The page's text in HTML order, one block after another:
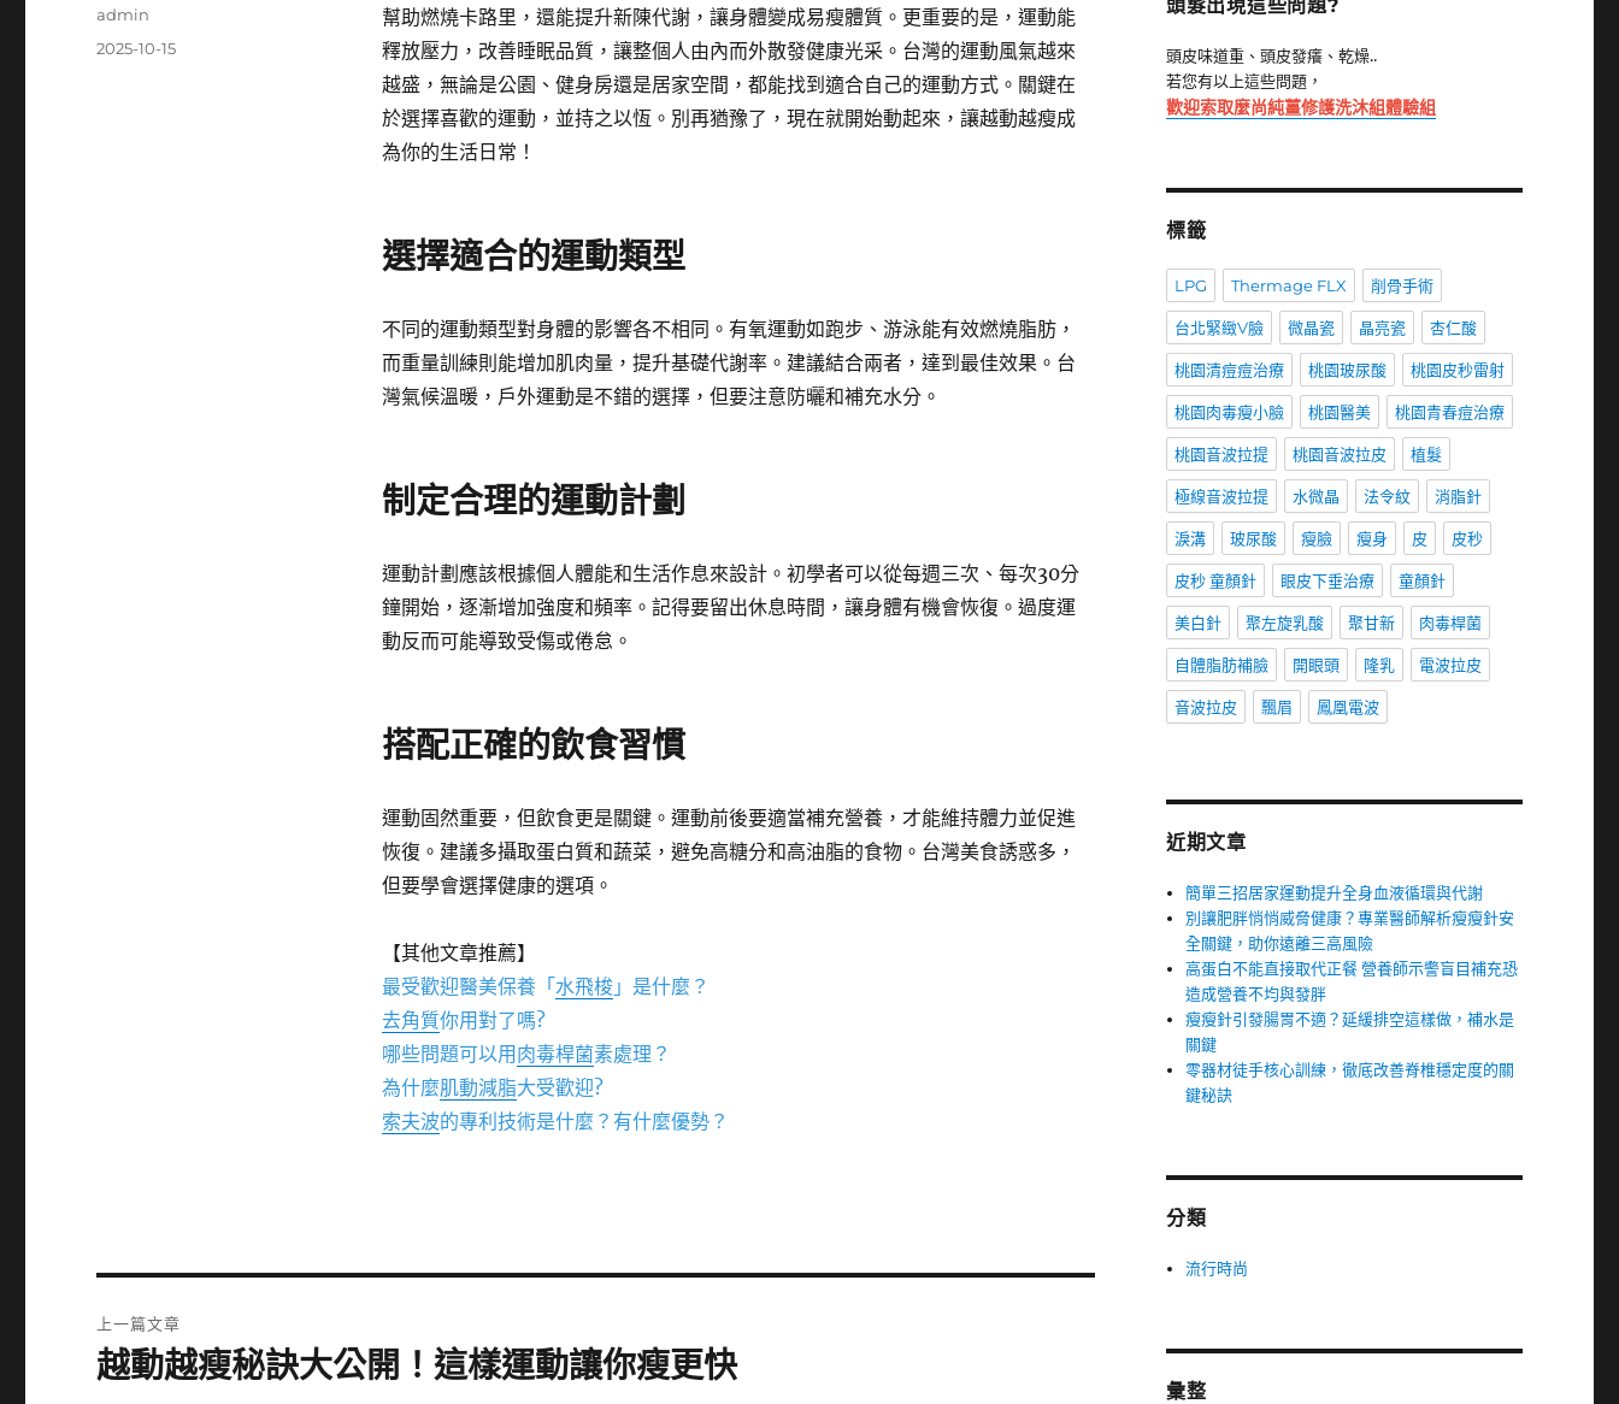
幫助燃燒卡路里，還能提升新陳代謝，讓身體變成易瘦體質。更重要的是，運動能
釋放壓力，改善睡眠品質，讓整個人由內而外散發健康光采。台灣的運動風氣越來
越盛，無論是公園、健身房還是居家空間，都能找到適合自己的運動方式。關鍵在
於選擇喜歡的運動，並持之以恆。別再猶豫了，現在就開始動起來，讓越動越瘦成
為你的生活日常！
選擇適合的運動類型
不同的運動類型對身體的影響各不相同。有氧運動如跑步、游泳能有效燃燒脂肪，
而重量訓練則能增加肌肉量，提升基礎代謝率。建議結合兩者，達到最佳效果。台
灣氣候溫暖，戶外運動是不錯的選擇，但要注意防曬和補充水分。
制定合理的運動計劃
運動計劃應該根據個人體能和生活作息來設計。初學者可以從每週三次、每次30分
鐘開始，逐漸增加強度和頻率。記得要留出休息時間，讓身體有機會恢復。過度運
動反而可能導致受傷或倦怠。
搭配正確的飲食習慣
運動固然重要，但飲食更是關鍵。運動前後要適當補充營養，才能維持體力並促進
恢復。建議多攝取蛋白質和蔬菜，避免高糖分和高油脂的食物。台灣美食誘惑多，
但要學會選擇健康的選項。
【其他文章推薦】
最受歡迎醫美保養「 水飛梭」是什麼？
去角質你用對了嗎?
哪些問題可以用 肉毒桿菌素處理？
為什麼肌動減脂大受歡迎?
索夫波的專利技術是什麼？有什麼優勢？
作
admin
發
2025-10-15
章
上一篇文章
上
越動越瘦秘訣大公開！這樣運動讓你瘦更快
頭髮出現這些問題?
頭皮味道重、頭皮發癢、乾燥..
若您有以上這些問題，
歡迎索取麼尚純薑修護洗沐組體驗組
標籤
LPG Thermage FLX 削骨手術
台北緊緻V臉 微晶瓷 晶亮瓷 杏仁酸
桃園清痘痘治療 桃園玻尿酸 桃園皮秒雷射
桃園肉毒瘦小臉 桃園醫美 桃園青春痘治療
桃園音波拉提 桃園音波拉皮 植髮
極線音波拉提 水微晶 法令紋 消脂針
淚溝 玻尿酸 瘦臉 瘦身 皮 皮秒
皮秒 童顏針 眼皮下垂治療 童顏針
美白針 聚左旋乳酸 聚甘新 肉毒桿菌
自體脂肪補臉 開眼頭 隆乳 電波拉皮
音波拉皮 飄眉 鳳凰電波
近期文章
簡單三招居家運動提升全身血液循環與代謝
別讓肥胖悄悄威脅健康？專業醫師解析瘦瘦針安
全關鍵，助你遠離三高風險
高蛋白不能直接取代正餐 營養師示警盲目補充恐
造成營養不均與發胖
瘦瘦針引發腸胃不適？延緩排空這樣做，補水是
關鍵
零器材徒手核心訓練，徹底改善脊椎穩定度的關
鍵秘訣
分類
流行時尚
彙整